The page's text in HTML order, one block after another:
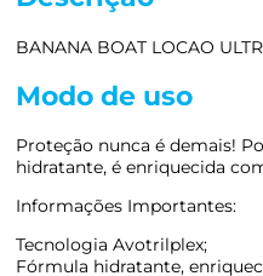
BANANA BOAT LOCAO
Modo de uso
Proteção nunca é demais!
hidratante, é enriquecida
Informações Importantes:
Tecnologia Avotrilplex;
Fórmula hidratante,